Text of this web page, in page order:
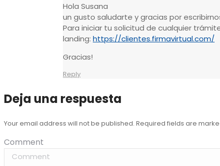
Hola Susana
un gusto saludarte y gracias por
Para iniciar tu solicitud de cualquier
landing: https://clientes.firmavirtual.com/
Gracias!
Reply
Deja una respuesta
Your email address will not be published. Required fields are
Comment